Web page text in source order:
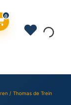
0
/ Thomas de Trein